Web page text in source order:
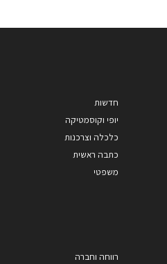
חדשות
יופי וקוסמטיקה
כלכלה וצרכנות
כתבה ראשית
משפטי
רווחה וחברה